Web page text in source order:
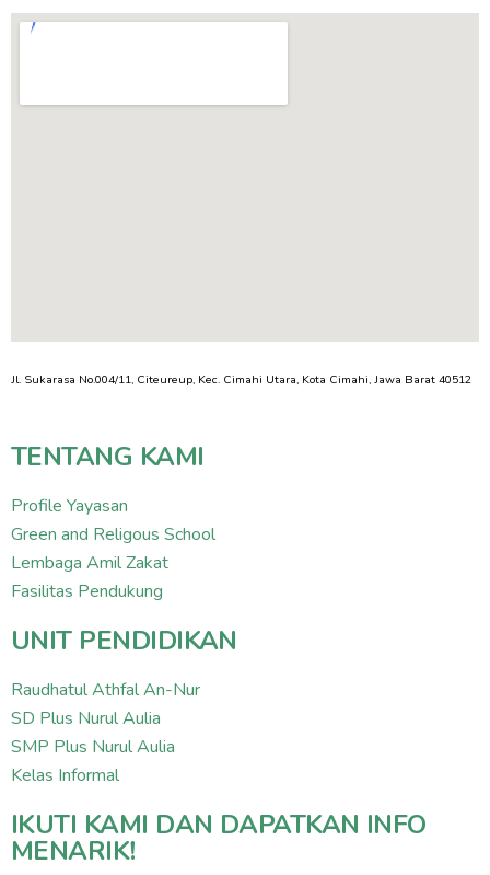
Jl. Sukarasa No.004/11, Citeureup, Kec. Cimahi Utara, Kota Cimahi, Jawa Barat 40512
TENTANG KAMI
Profile Yayasan
Green and Religous School
Lembaga Amil Zakat
Fasilitas Pendukung
UNIT PENDIDIKAN
Raudhatul Athfal An-Nur
SD Plus Nurul Aulia
SMP Plus Nurul Aulia
Kelas Informal
IKUTI KAMI DAN DAPATKAN INFO
MENARIK!